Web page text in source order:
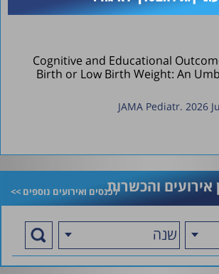
Cognitive and Educational
Birth or Low Birth Weight: An
JAMA Pediatr. 2026
אירועים והכשרותלכנסים ואירועים נוספים >>
שנה